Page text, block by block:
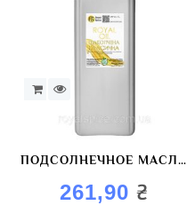
ПОДСОЛНЕЧНОЕ МАСЛО
ПОДКОПЧЕННОЕ ROYAL
OIL «САЛАТНОЕ»
261,90₴